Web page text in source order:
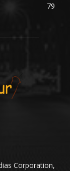
79
Corporation,